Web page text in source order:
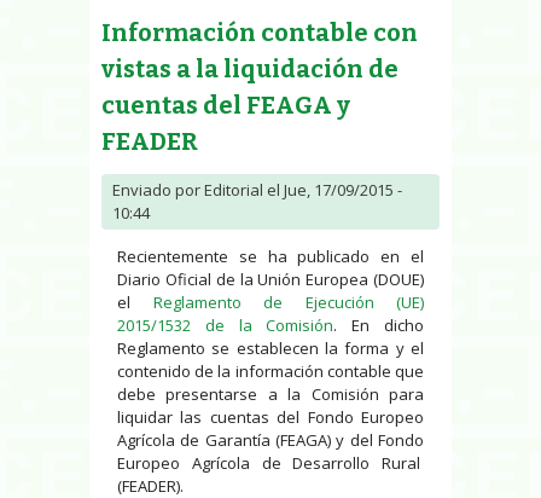
Información contable con
vistas a la liquidación de
cuentas del FEAGA y
FEADER
Enviado porEditorial el Jue, 17/09/2015 -
10:44
Recientemente se ha publicado en el
Diario Oficial de la Unión Europea (DOUE)
el Reglamento de Ejecución (UE)
2015/1532 de la Comisión. En dicho
Reglamento se establecen la forma y el
contenido de la información contable que
debe presentarse a la Comisión para
liquidar las cuentas del Fondo Europeo
Agrícola de Garantía (FEAGA) y del Fondo
Europeo Agrícola de Desarrollo Rural
(FEADER).